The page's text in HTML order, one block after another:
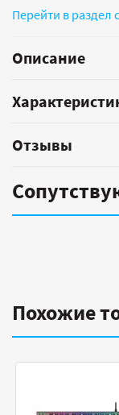
Перейти в раздел
Описание
Отзывы
Похожие